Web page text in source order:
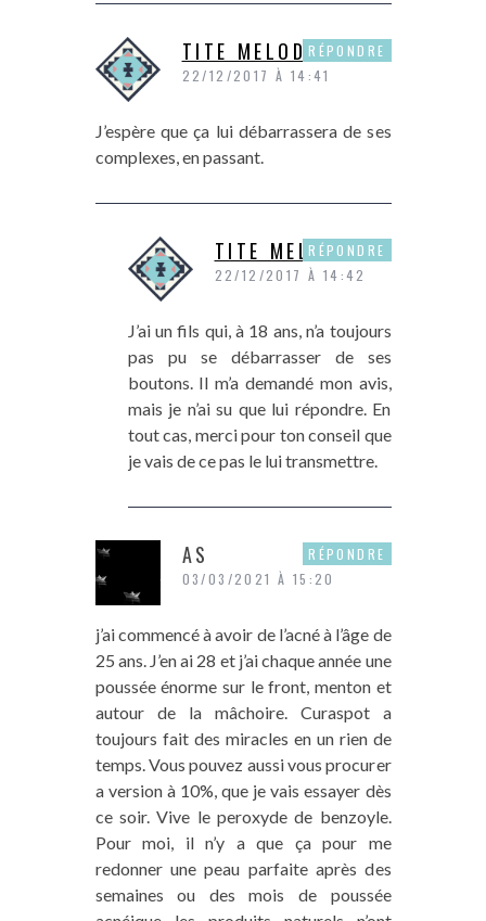
TITE MELODY
22/12/2017 À 14:41
J’espère que ça lui débarrassera de ses
complexes, en passant.
RÉPONDRE
TITE MELODY
22/12/2017 À 14:42
J’ai un fils qui, à 18 ans, n’a toujours
pas pu se débarrasser de ses
boutons. Il m’a demandé mon avis,
mais je n’ai su que lui répondre. En
tout cas, merci pour ton conseil que
je vais de ce pas le lui transmettre.
RÉPONDRE
AS
03/03/2021 À 15:20
j’ai commencé à avoir de l’acné à l’âge de
25 ans. J’en ai 28 et j’ai chaque année une
poussée énorme sur le front, menton et
autour de la mâchoire. Curaspot a
toujours fait des miracles en un rien de
temps. Vous pouvez aussi vous procurer
a version à 10%, que je vais essayer dès
ce soir. Vive le peroxyde de benzoyle.
Pour moi, il n’y a que ça pour me
redonner une peau parfaite après des
semaines ou des mois de poussée
RÉPONDRE